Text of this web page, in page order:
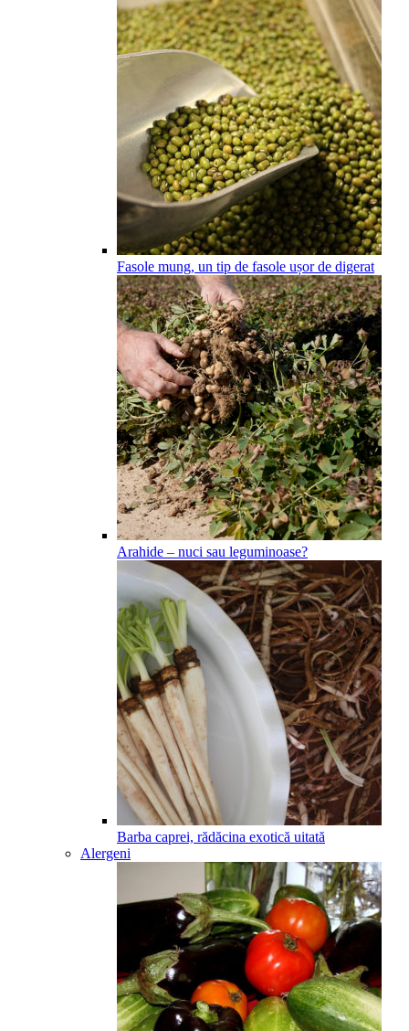
Fasole mung, un tip de fasole ușor de digerat
Arahide – nuci sau leguminoase?
Barba caprei, rădăcina exotică uitată
Alergeni